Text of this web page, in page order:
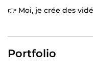
👉 Moi, je crée des
Mon rôle ne se limite
idées en contenus
mémorables, pensés
Portfolio